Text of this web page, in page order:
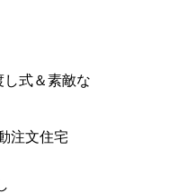
し式＆素敵な
注文住宅